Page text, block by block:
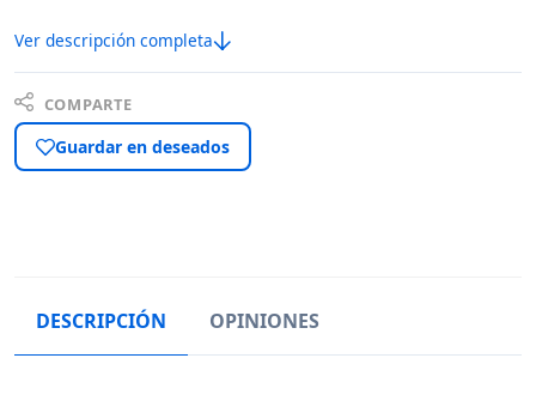
Ver descripción completa
COMPARTE
Guardar en deseados
DESCRIPCIÓN OPINIONES